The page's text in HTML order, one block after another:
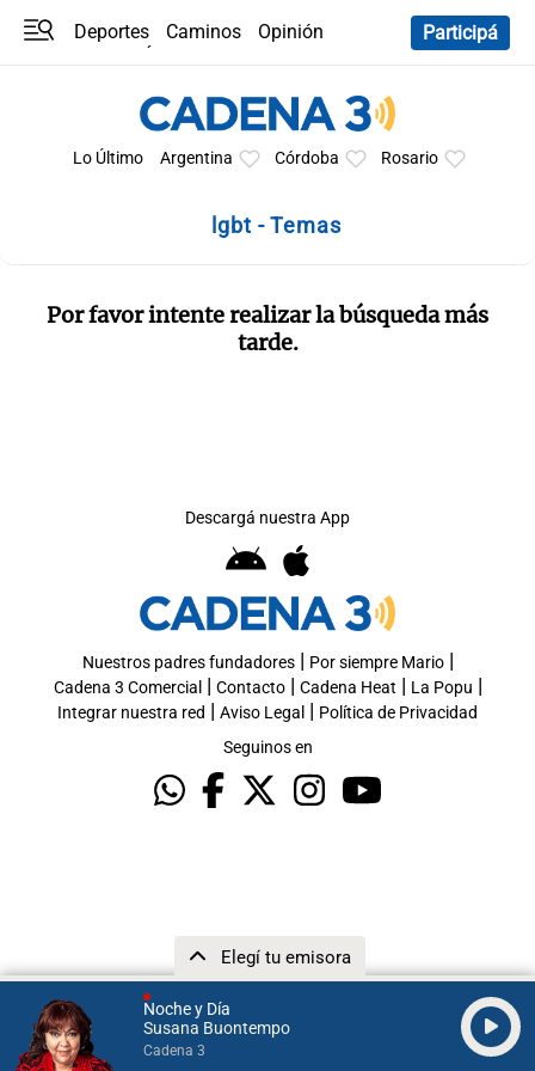
Noche y Día
Susana Buontempo
Cadena 3
Elegí tu emisora
Deportes Caminos
Opinión
Participá
Lo Último Argentina Córdoba Rosario
lgbt - Temas
Por favor intente realizar la búsqueda más
tarde.
Descargá nuestra App
Nuestros padres fundadores| Por siempre Mario|
Cadena 3 Comercial | Contacto| Cadena Heat | La Popu |
Integrar nuestra red | Aviso Legal | Política de Privacidad
Seguinos en